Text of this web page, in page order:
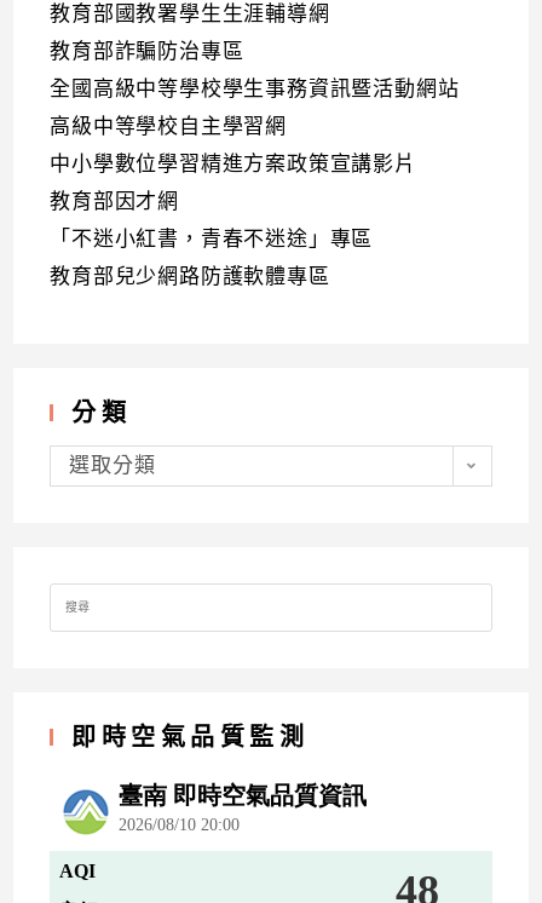
教育部國教署學生生涯輔導網
教育部詐騙防治專區
全國高級中等學校學生事務資訊暨活動網站
高級中等學校自主學習網
中小學數位學習精進方案政策宣講影片
教育部因才網
「不迷小紅書，青春不迷途」專區
教育部兒少網路防護軟體專區
分類
分
類選取分類
Search
for:
即時空氣品質監測